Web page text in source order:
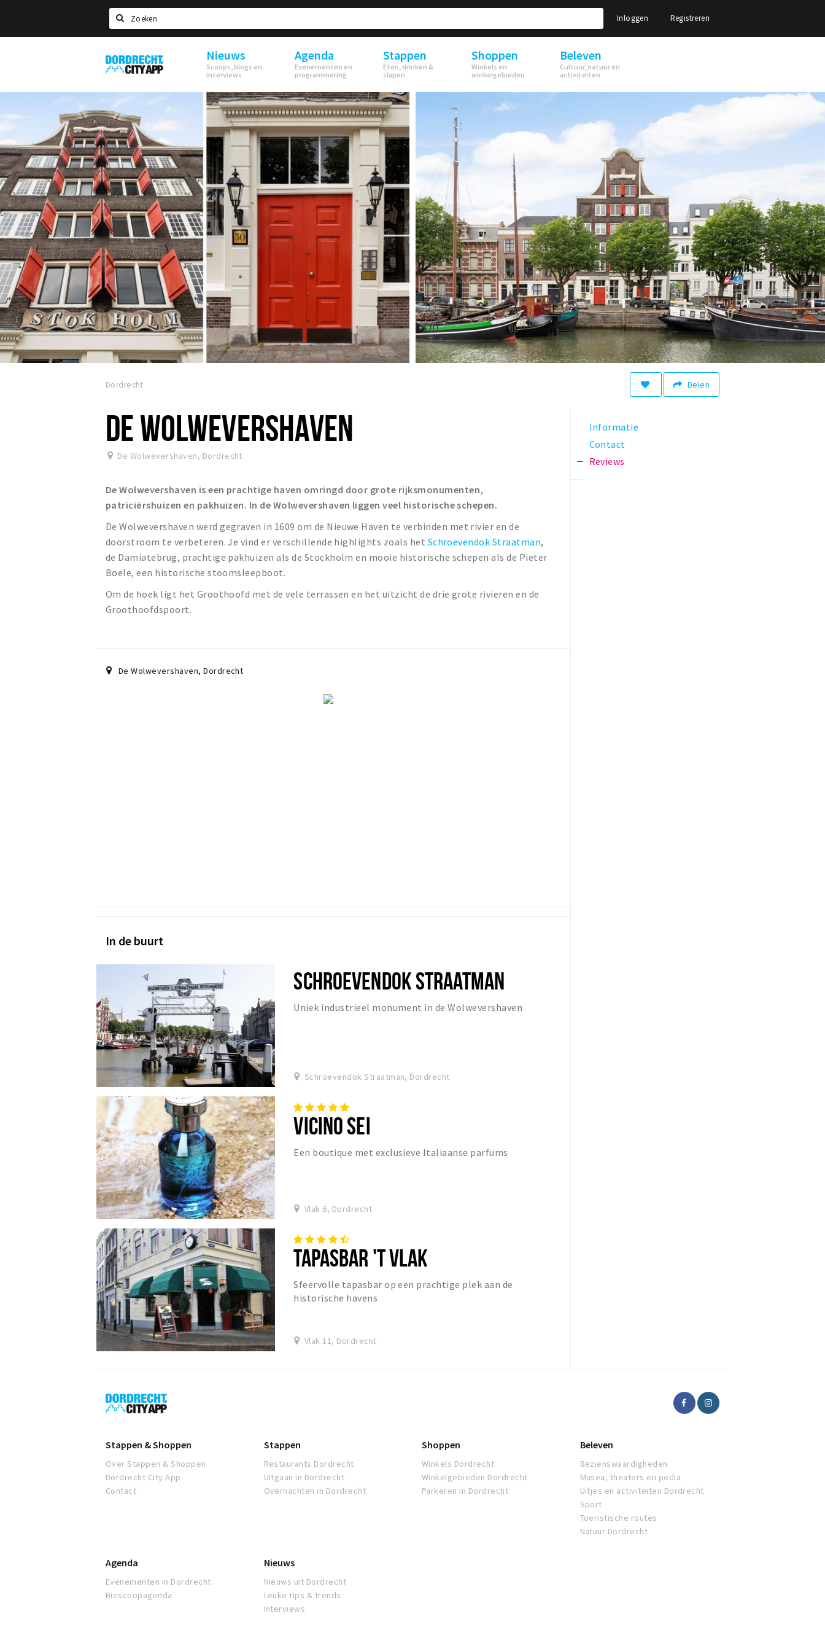
Zoeken
Inloggen Registreren
Dordrecht
City
Nieuws
Scoops, blogs en
interviews
Agenda
Evenementen en
programmering
Stappen
Eten, drinken &
slapen
Shoppen
Winkels en
winkelgebieden
Beleven
Cultuur, natuur en
activiteiten
Dordrecht Delen
DE WOLWEVERSHAVEN
De Wolwevershaven, Dordrecht
De Wolwevershaven is een prachtige haven omringd door grote rijksmonumenten,
patriciërshuizen en pakhuizen. In de Wolwevershaven liggen veel historische schepen.
De Wolwevershaven werd gegraven in 1609 om de Nieuwe Haven te verbinden met rivier en de
doorstroom te verbeteren. Je vind er verschillende highlights zoals het Schroevendok Straatman,
de Damiatebrug, prachtige pakhuizen als de Stockholm en mooie historische schepen als de Pieter
Boele, een historische stoomsleepboot.
Om de hoek ligt het Groothoofd met de vele terrassen en het uitzicht de drie grote rivieren en de
Groothoofdspoort.
De Wolwevershaven,Dordrecht
In de buurt
SCHROEVENDOK STRAATMAN
Uniek industrieel monument in de Wolwevershaven
Schroevendok Straatman, Dordrecht
VICINO SEI
Een boutique met exclusieve Italiaanse parfums
Vlak 6, Dordrecht
TAPASBAR 'T VLAK
Sfeervolle tapasbar op een prachtige plek aan de
historische havens
Vlak 11, Dordrecht
Informatie
Contact
Reviews
Dordrecht
City
Stappen & Shoppen
Over Stappen & Shoppen
Dordrecht City App
Contact
Stappen
Restaurants Dordrecht
Uitgaan in Dordrecht
Overnachten in Dordrecht
Shoppen
Winkels Dordrecht
Winkelgebieden Dordrecht
Parkeren in Dordrecht
Beleven
Bezienswaardigheden
Musea, theaters en podia
Uitjes en activiteiten Dordrecht
Sport
Toeristische routes
Natuur Dordrecht
Agenda
Evenementen in Dordrecht
Bioscoopagenda
Nieuws
Nieuws uit Dordrecht
Leuke tips & trends
Interviews